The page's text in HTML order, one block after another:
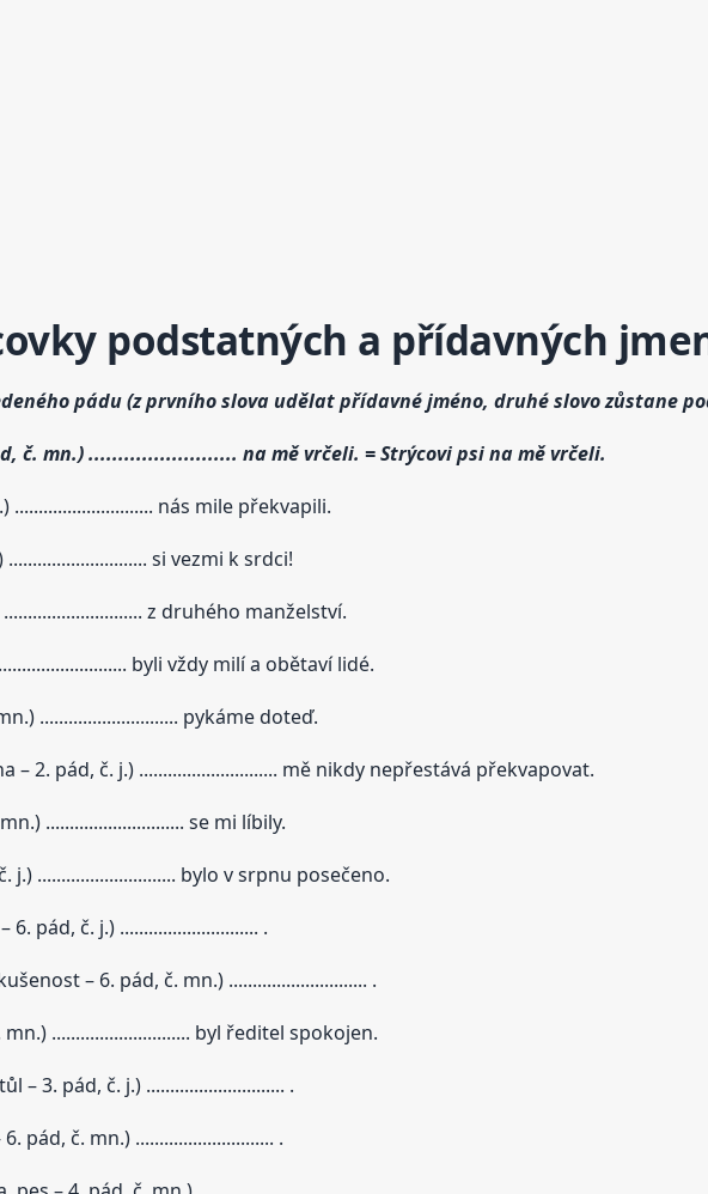
podstatných a přídavných
pádu (z prvního slova udělat přídavné jméno, druhé slovo zůstane
č. mn.) ......................... na mě vrčeli. = Strýcovi psi na mě vrčeli.
nás mile překvapili.
si vezmi k srdci!
z druhého manželství.
byli vždy milí a obětaví lidé.
............................. pykáme doteď.
– 2. pád, č. j.) ............................. mě nikdy nepřestává překvapovat.
............................. se mi líbily.
j.) ............................. bylo v srpnu posečeno.
pád, č. j.) ............................. .
– 6. pád, č. mn.) ............................. .
............................. byl ředitel spokojen.
– 3. pád, č. j.) ............................. .
pád, č. mn.) ............................. .